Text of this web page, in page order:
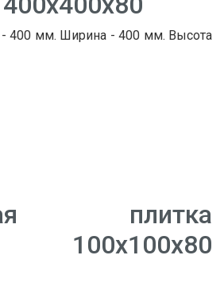
- 400 мм. Ширина - 400 мм. Высота
плитка
100х100х80